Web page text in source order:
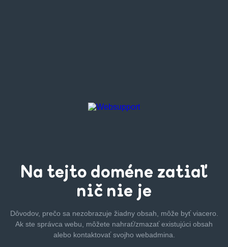
Na tejto doméne zatiaľ
nič nie je
Dôvodov, prečo sa nezobrazuje žiadny obsah, môže byťviacero.
Ak ste správca webu, môžete nahrať/zmazaťexistujúci obsah
alebo kontaktovať svojho webadmina.